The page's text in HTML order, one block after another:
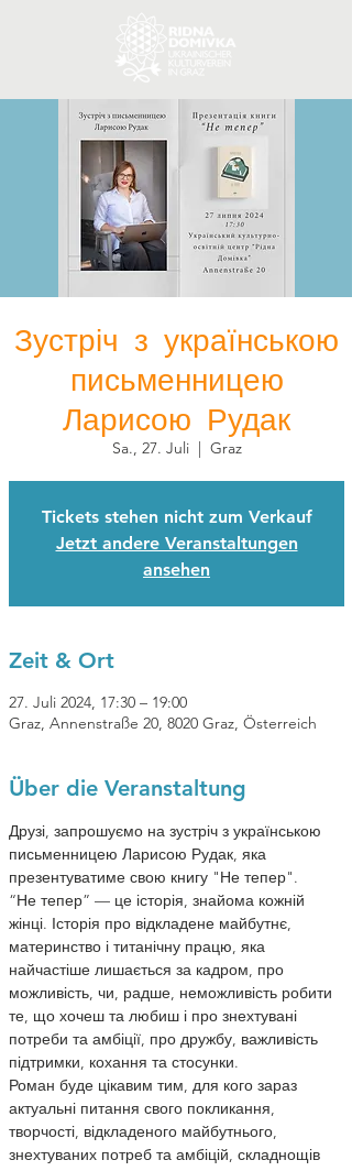
Зустріч з українською
письменницею
Ларисою Рудак
Sa., 27. Juli
  |
Graz
Tickets stehen nicht zum Verkauf
Jetzt andere Veranstaltungen
ansehen
Zeit & Ort
27. Juli 2024, 17:30 – 19:00
Graz, Annenstraße 20, 8020 Graz, Österreich
Über die Veranstaltung
Друзі, запрошуємо на зустріч з українською
письменницею Ларисою Рудак, яка
презентуватиме свою книгу "Не тепер".
“Не тепер” — це історія, знайома кожній
жінці. Історія про відкладене майбутнє,
материнство і титанічну працю, яка
найчастіше лишається за кадром, про
можливість, чи, радше, неможливість робити
те, що хочеш та любиш і про знехтувані
потреби та амбіції, про дружбу, важливість
підтримки, кохання та стосунки.
Роман буде цікавим тим, для кого зараз
актуальні питання свого покликання,
творчості, відкладеного майбутнього,
знехтуваних потреб та амбіцій, складнощів